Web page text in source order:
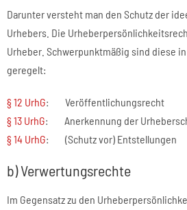
Darunter versteht man den Schutz der
Urhebers. Die
Urheber. Schwerpunktmäßig sind diese in
geregelt:
§ 12 UrhG: Veröffentlichungsrecht
§ 13 UrhG: Anerkennung der
§ 14 UrhG: (Schutz vor) Entstellungen
b) Verwertungsrechte
Im Gegensatz zu den